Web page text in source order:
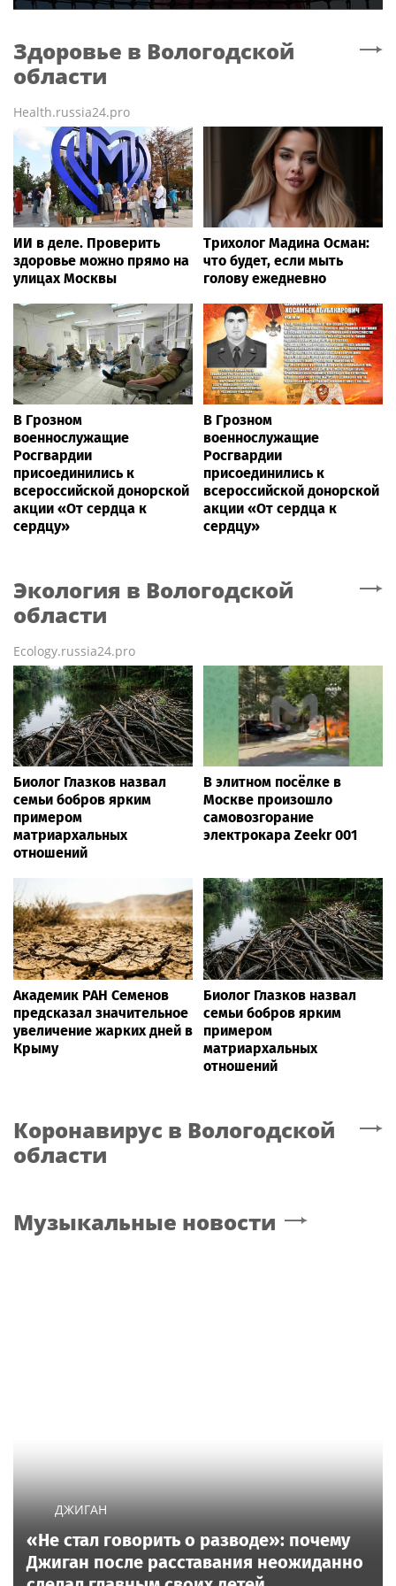
Здоровье в Вологодской
области
Health.russia24.pro
ИИ в деле. Проверить
здоровье можно прямо на
улицах Москвы
Трихолог Мадина Осман:
что будет, если мыть
голову ежедневно
В Грозном
военнослужащие
Росгвардии
присоединились к
всероссийской донорской
акции «От сердца к
сердцу»
В Грозном
военнослужащие
Росгвардии
присоединились к
всероссийской донорской
акции «От сердца к
сердцу»
Экология в Вологодской
области
Ecology.russia24.pro
Биолог Глазков назвал
семьи бобров ярким
примером
матриархальных
отношений
В элитном посёлке в
Москве произошло
самовозгорание
электрокара Zeekr 001
Академик РАН Семенов
предсказал значительное
увеличение жарких дней в
Крыму
Биолог Глазков назвал
семьи бобров ярким
примером
матриархальных
отношений
Коронавирус в Вологодской
области
Музыкальные новости
ДЖИГАН
«Не стал говорить о разводе»: почему
Джиган после расставания неожиданно